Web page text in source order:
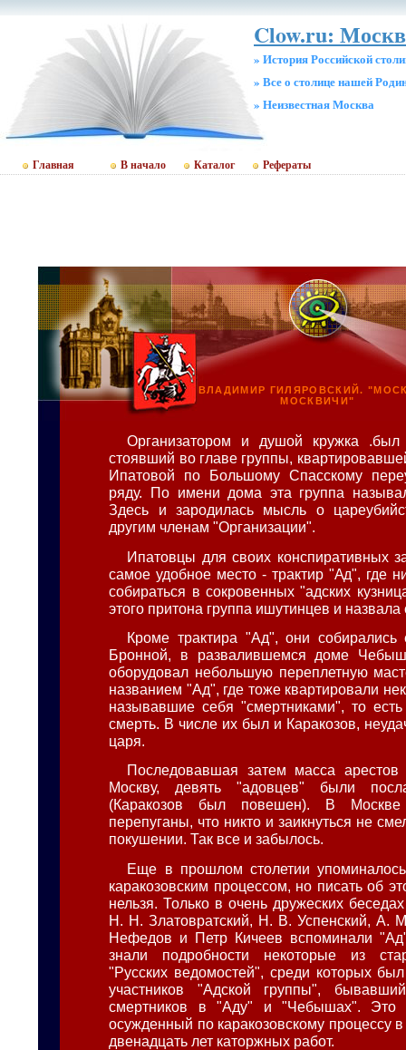
Clow.ru:
» История Российской
» Все о столице нашей
» Неизвестная Москва
Главная В начало Каталог Рефераты
ВЛАДИМИР ГИЛЯРОВСКИЙ.
МОСКВИЧИ"
Организатором и душой кружка .был
стоявший во главе группы,
Ипатовой по Большому Спасскому
ряду. По имени дома эта группа
Здесь и зародилась мысль о
другим членам "Организации".
Ипатовцы для своих конспиративных
самое удобное место - трактир "Ад", где
собираться в сокровенных "адских
этого притона группа ишутинцев и
Кроме трактира "Ад", они
Бронной, в развалившемся доме
оборудовал небольшую переплетную
названием "Ад", где тоже квартировали
называвшие себя "смертниками", то
смерть. В числе их был и Каракозов,
царя.
Последовавшая затем масса арестов
Москву, девять "адовцев" были
(Каракозов был повешен). В
перепуганы, что никто и заикнуться не
покушении. Так все и забылось.
Еще в прошлом столетии
каракозовским процессом, но писать об
нельзя. Только в очень дружеских
Н. Н. Златовратский, Н. В. Успенский, А.
Нефедов и Петр Кичеев вспоминали
знали подробности некоторые из
"Русских ведомостей", среди которых
участников "Адской группы",
смертников в "Аду" и "Чебышах".
осужденный по каракозовскому процессу
двенадцать лет каторжных работ.